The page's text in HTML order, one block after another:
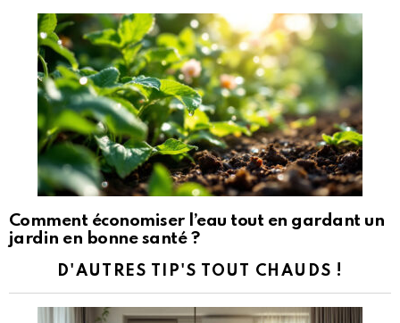
Comment économiser l’eau tout en gardant un
jardin en bonne santé ?
D'AUTRES TIP'S TOUT CHAUDS !